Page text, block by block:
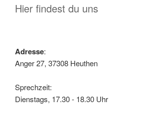
Hier findest du uns
Adresse:
Anger 27, 37308 Heuthen
Sprechzeit:
Dienstags, 17.30 - 18.30 Uhr